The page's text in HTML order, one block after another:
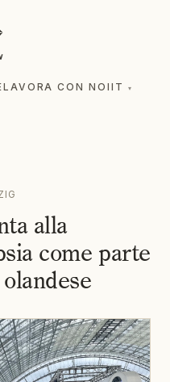
LAVORA CON NOI IT ▾
alla
come parte